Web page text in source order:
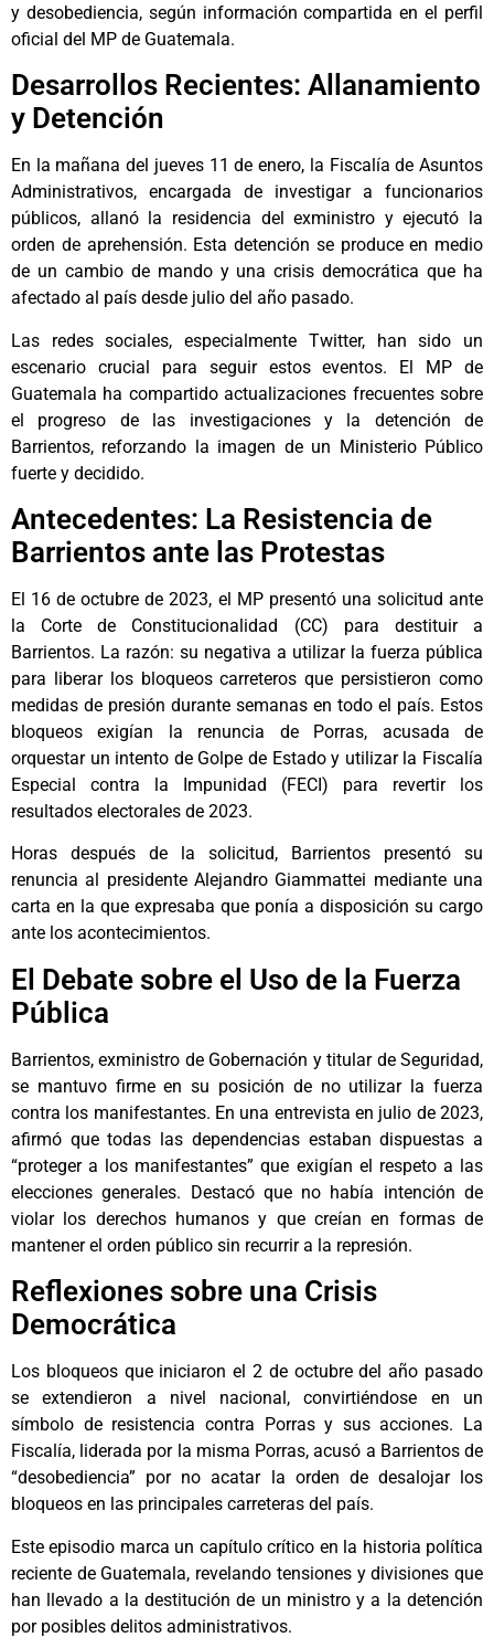
y desobediencia, según información compartida en el perfil
oficial del MP de Guatemala.
Desarrollos Recientes: Allanamiento
y Detención
En la mañana del jueves 11 de enero, la Fiscalía de Asuntos
Administrativos, encargada de investigar a funcionarios
públicos, allanó la residencia del exministro y ejecutó la
orden de aprehensión. Esta detención se produce en medio
de un cambio de mando y una crisis democrática que ha
afectado al país desde julio del año pasado.
Las redes sociales, especialmente Twitter, han sido un
escenario crucial para seguir estos eventos. El MP de
Guatemala ha compartido actualizaciones frecuentes sobre
el progreso de las investigaciones y la detención de
Barrientos, reforzando la imagen de un Ministerio Público
fuerte y decidido.
Antecedentes: La Resistencia de
Barrientos ante las Protestas
El 16 de octubre de 2023, el MP presentó una solicitud ante
la Corte de Constitucionalidad (CC) para destituir a
Barrientos. La razón: su negativa a utilizar la fuerza pública
para liberar los bloqueos carreteros que persistieron como
medidas de presión durante semanas en todo el país. Estos
bloqueos exigían la renuncia de Porras, acusada de
orquestar un intento de Golpe de Estado y utilizar la Fiscalía
Especial contra la Impunidad (FECI) para revertir los
resultados electorales de 2023.
Horas después de la solicitud, Barrientos presentó su
renuncia al presidente Alejandro Giammattei mediante una
carta en la que expresaba que ponía a disposición su cargo
ante los acontecimientos.
El Debate sobre el Uso de la Fuerza
Pública
Barrientos, exministro de Gobernación y titular de Seguridad,
se mantuvo firme en su posición de no utilizar la fuerza
contra los manifestantes. En una entrevista en julio de 2023,
afirmó que todas las dependencias estaban dispuestas a
“proteger a los manifestantes” que exigían el respeto a las
elecciones generales. Destacó que no había intención de
violar los derechos humanos y que creían en formas de
mantener el orden público sin recurrir a la represión.
Reflexiones sobre una Crisis
Democrática
Los bloqueos que iniciaron el 2 de octubre del año pasado
se extendieron a nivel nacional, convirtiéndose en un
símbolo de resistencia contra Porras y sus acciones. La
Fiscalía, liderada por la misma Porras, acusó a Barrientos de
“desobediencia” por no acatar la orden de desalojar los
bloqueos en las principales carreteras del país.
Este episodio marca un capítulo crítico en la historia política
reciente de Guatemala, revelando tensiones y divisiones que
han llevado a la destitución de un ministro y a la detención
por posibles delitos administrativos.